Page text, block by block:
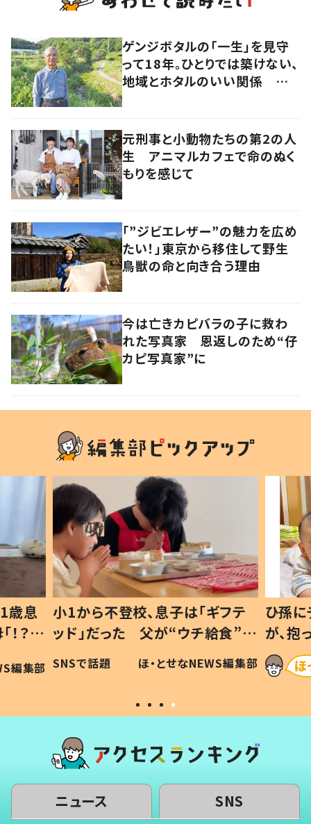
ゲンジボタルの「一生」を見守
って18年。ひとりでは築けない、
地域とホタルのいい関係 岡
元刑事と小動物たちの第2の人
生 アニマルカフェで命のぬく
もりを感じて
「”ジビエレザー”の魅力を広め
たい！」東京から移住して野生
鳥獣の命と向き合う理由
今は亡きカピバラの子に救わ
れた写真家 恩返しのため“仔
カピ写真家”に
歳息
？」
編集部
小1から不登校、息子は「ギフテ
ッド」だった 父が“ウチ給食”を
作り続ける理由とは #令和の親
#令和の子
SNSで話題 ほ・とせなNEWS編集部
ひ孫
が、
「涙が
い」
ニュース SNS